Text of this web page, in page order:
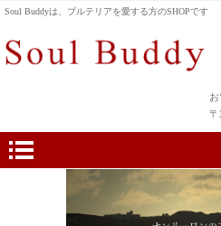
Soul Buddyは、ブルテリアを愛する方のSHOPです
〒